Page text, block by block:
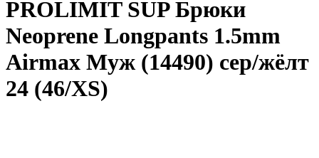
PROLIMIT SUP Брюки
Neoprene Longpants 1.5mm
Airmax Муж (14490) сер/жёлт
24 (46/XS)